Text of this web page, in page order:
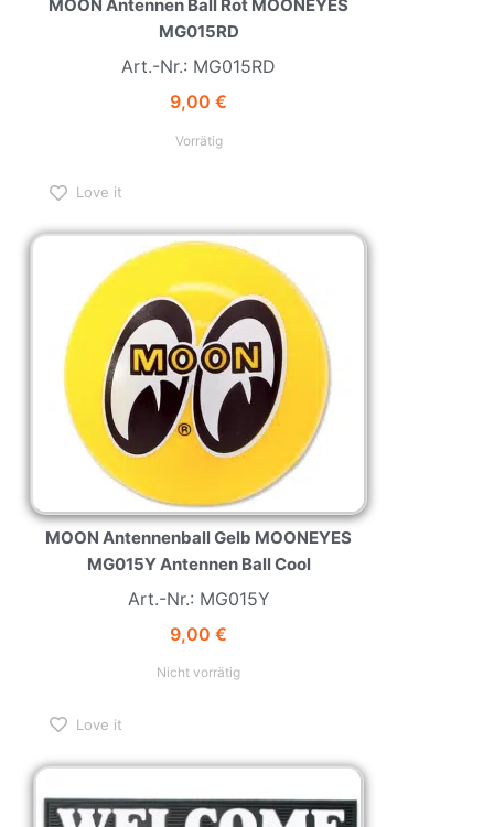
MOON Antennen Ball Rot MOONEYES
MG015RD
Art.-Nr.: MG015RD
9,00 €
Vorrätig
Love it
MOON Antennenball Gelb MOONEYES
MG015Y Antennen Ball Cool
Art.-Nr.: MG015Y
9,00 €
Nicht vorrätig
Love it